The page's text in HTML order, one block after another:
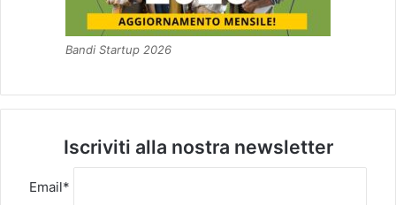
Bandi Startup 2026
Iscriviti alla nostra newsletter
Email*